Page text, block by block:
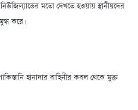
মতো দেখতে হওয়ায় স্থানীয়দের
করে।
হানাদার বাহিনীর কবল থেকে মুক্ত